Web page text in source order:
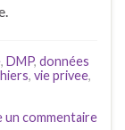
, DMP, données
, vie privee,
un commentaire